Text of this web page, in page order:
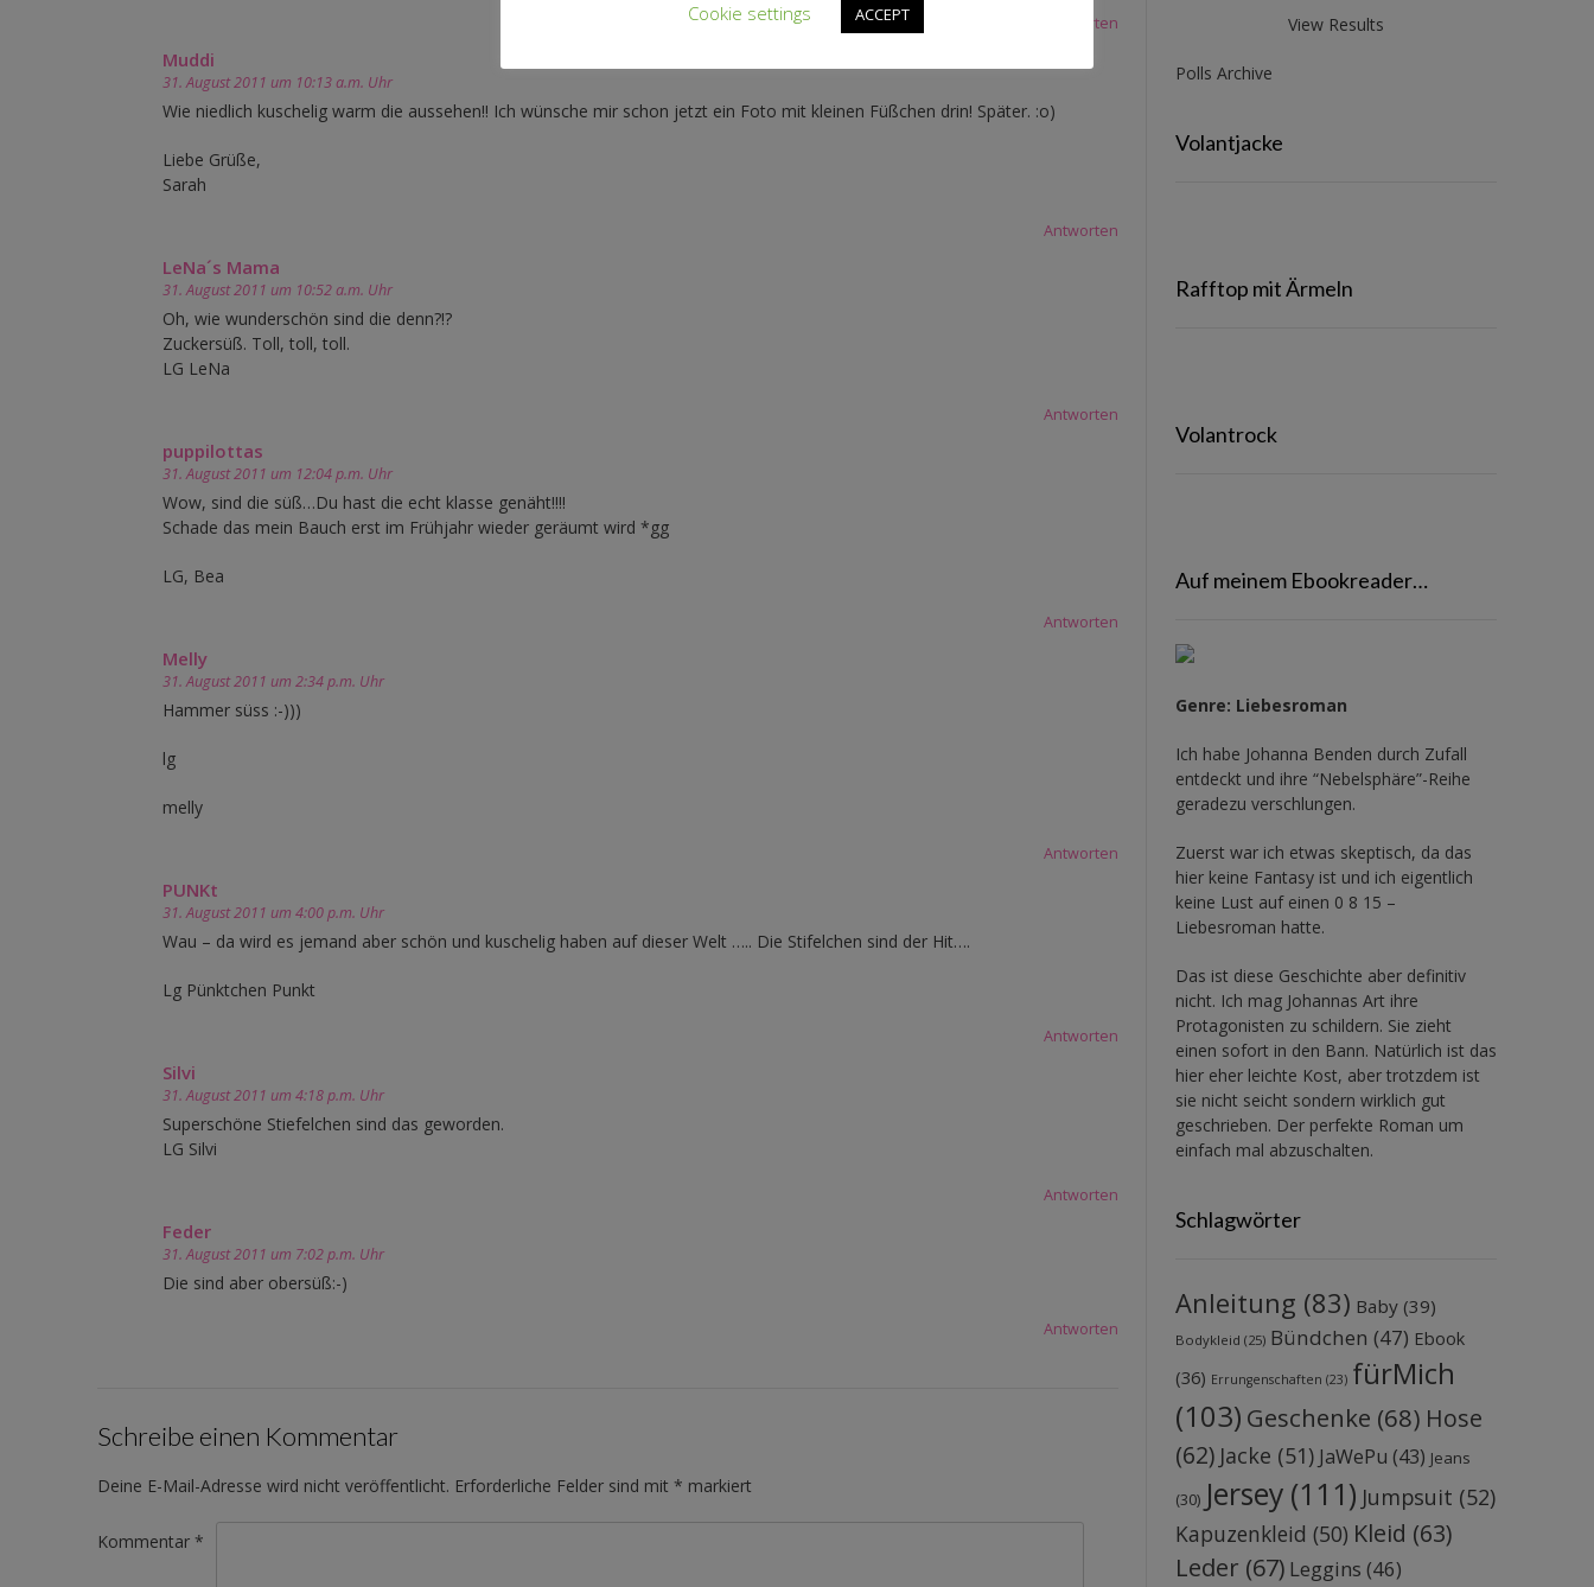
Antworten
Muddi
31. August 2011 um 10:13 a.m. Uhr
Wie niedlich kuschelig warm die aussehen!! Ich wünsche mir schon jetzt ein Foto mit kleinen Füßchen drin! Später. :o)
Liebe Grüße,
Sarah
Antworten
LeNa´s Mama
31. August 2011 um 10:52 a.m. Uhr
Oh, wie wunderschön sind die denn?!?
Zuckersüß. Toll, toll, toll.
LG LeNa
Antworten
puppilottas
31. August 2011 um 12:04 p.m. Uhr
Wow, sind die süß…Du hast die echt klasse genäht!!!!
Schade das mein Bauch erst im Frühjahr wieder geräumt wird *gg
LG, Bea
Antworten
Melly
31. August 2011 um 2:34 p.m. Uhr
Hammer süss :-)))
lg
melly
Antworten
PUNKt
31. August 2011 um 4:00 p.m. Uhr
Wau – da wird es jemand aber schön und kuschelig haben auf dieser Welt ….. Die Stifelchen sind der Hit….
Lg Pünktchen Punkt
Antworten
Silvi
31. August 2011 um 4:18 p.m. Uhr
Superschöne Stiefelchen sind das geworden.
LG Silvi
Antworten
Feder
31. August 2011 um 7:02 p.m. Uhr
Die sind aber obersüß:-)
Antworten
Schreibe einen Kommentar
Deine E-Mail-Adresse wird nicht veröffentlicht. Erforderliche Felder sind mit * markiert
Kommentar *
View Results
Polls Archive
Volantjacke
Rafftop mit Ärmeln
Volantrock
Auf meinem Ebookreader…
Genre: Liebesroman
Ich habe Johanna Benden durch Zufall
entdeckt und ihre “Nebelsphäre”-Reihe
geradezu verschlungen.
Zuerst war ich etwas skeptisch, da das
hier keine Fantasy ist und ich eigentlich
keine Lust auf einen 0 8 15 –
Liebesroman hatte.
Das ist diese Geschichte aber definitiv
nicht. Ich mag Johannas Art ihre
Protagonisten zu schildern. Sie zieht
einen sofort in den Bann. Natürlich ist das
hier eher leichte Kost, aber trotzdem ist
sie nicht seicht sondern wirklich gut
geschrieben. Der perfekte Roman um
einfach mal abzuschalten.
Schlagwörter
Anleitung (83) Baby(39)
Bodykleid (25) Bündchen (47) Ebook
(36) Errungenschaften (23) fürMich
(103) Geschenke (68) Hose
(62) Jacke (51) JaWePu (43) Jeans
(30) Jersey(111) Jumpsuit (52)
Kapuzenkleid (50) Kleid (63)
Leder (67) Leggins (46)
Cookie settings
ACCEPT